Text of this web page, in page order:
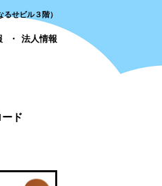
せビル３階）
法人情報
ド